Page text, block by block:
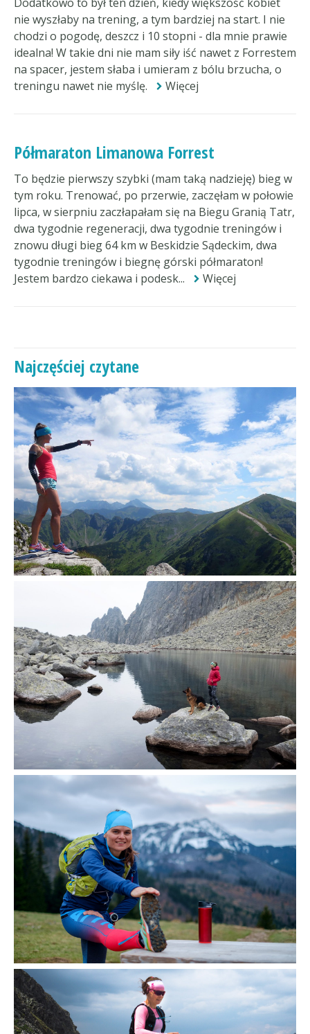
nie wyszłaby na trening, a tym bardziej na start. I nie
chodzi o pogodę, deszcz i 10 stopni - dla mnie prawie
idealna! W takie dni nie mam siły iść nawet z Forrestem
na spacer, jestem słaba i umieram z bólu brzucha, o
treningu nawet nie myślę.
Więcej
Półmaraton Limanowa Forrest
To będzie pierwszy szybki (mam taką nadzieję) bieg w
tym roku. Trenować, po przerwie, zaczęłam w połowie
lipca, w sierpniu zaczłapałam się na Biegu Granią Tatr,
dwa tygodnie regeneracji, dwa tygodnie treningów i
znowu długi bieg 64 km w Beskidzie Sądeckim, dwa
tygodnie treningów i biegnę górski półmaraton!
Jestem bardzo ciekawa i podesk...
Więcej
Najczęściej czytane